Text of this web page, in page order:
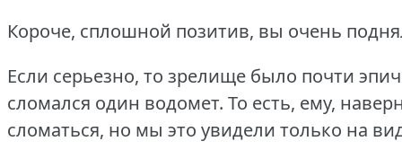
Короче, сплошной позитив, вы очень
Если серьезно, то зрелище было почти
сломался один водомет. То есть, ему,
сломаться, но мы это увидели только на